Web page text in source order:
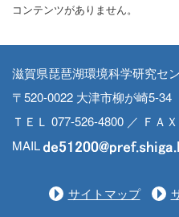
コンテンツがありません。
滋賀県琵琶湖環境科学研究セ
〒520-0022 大津市柳が崎5-34
ＴＥＬ 077-526-4800 ／ ＦＡ
MAIL
サイトマップ